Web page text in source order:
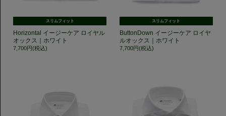
スリムフィット
Horizontal イージーケア ロイヤル
オックス｜ホワイト
7,700円(税込)
スリムフィット
ButtonDown イージーケア ロイヤ
ルオックス｜ホワイト
7,700円(税込)